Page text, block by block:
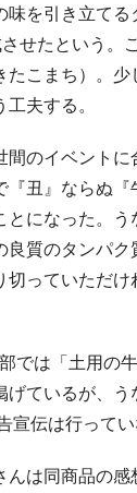
味を引き立て
せたという。
こまち）。少
夫する。
のイベントに
『丑』ならぬ『
とになった。う
良質のタンパク
切っていただ
では「土用の
げているが、
宣伝は行ってい
は同商品の感